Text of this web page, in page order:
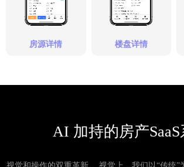
房源详情 楼盘详情
AI 加持的房产